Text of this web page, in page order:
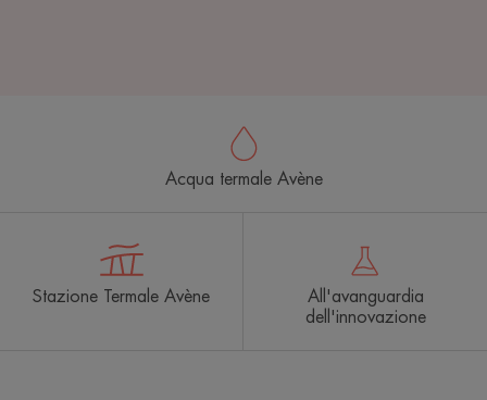
Acqua termale Avène
Stazione Termale Avène
All'avanguardia
dell'innovazione